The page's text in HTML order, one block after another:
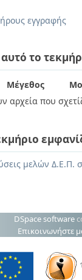
εγγραφής
το
Μέγεθος
αρχεία που
μελών Δ.Ε.Π.
DSpace software
Επικοινωνήστε